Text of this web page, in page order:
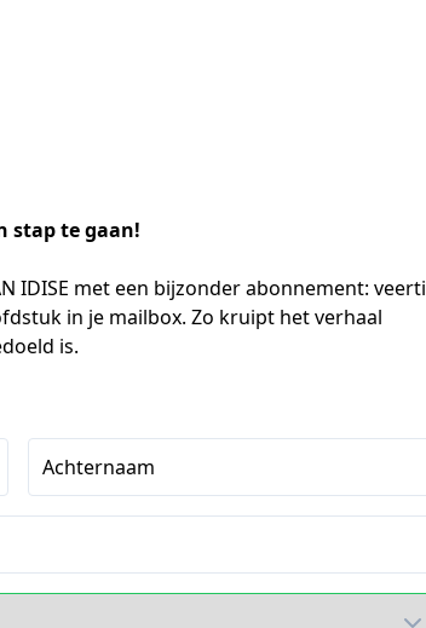
stap te gaan!
IDISE met een bijzonder abonnement:
in je mailbox. Zo kruipt het verhaal
is.
Achternaam